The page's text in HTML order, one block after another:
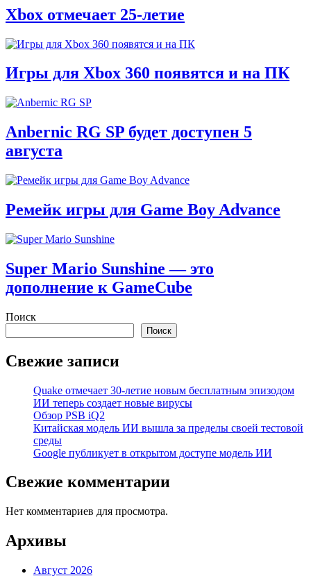
Xbox отмечает 25-летие
Игры для Xbox 360 появятся и на ПК
Anbernic RG SP будет доступен 5
августа
Ремейк игры для Game Boy Advance
Super Mario Sunshine — это
дополнение к GameCube
Поиск
Поиск
Свежие записи
Quake отмечает 30-летие новым бесплатным эпизодом
ИИ теперь создает новые вирусы
Обзор PSB iQ2
Китайская модель ИИ вышла за пределы своей тестовой
среды
Google публикует в открытом доступе модель ИИ
Свежие комментарии
Нет комментариев для просмотра.
Архивы
Август 2026